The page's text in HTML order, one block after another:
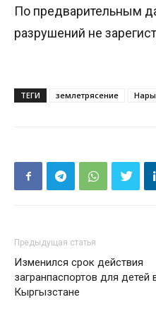
По предварительным
разрушений не
ТЕГИ землетрясение
Предыдущая статья
Изменился срок действия
загранпаспортов для детей
Кыргызстане